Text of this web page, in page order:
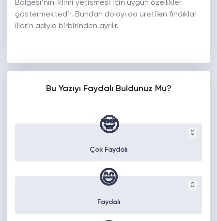
Bölgesi’nin iklimi yetişmesi için uygun özellikler
göstermektedir. Bundan dolayı da üretilen fındıklar
illerin adıyla birbirinden ayrılır.
Bu Yazıyı Faydalı Buldunuz Mu?
0
🤓
Çok Faydalı
0
😄
Faydalı